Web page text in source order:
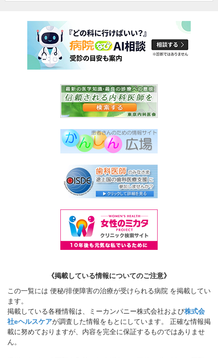
《掲載している情報についてのご注意》
この一覧には 便秘/排便障害の治療が受けられる病院 を掲載してい
ます。
掲載している各種情報は、ミーカンパニー株式会社および株式会
社eヘルスケアが調査した情報をもとにしています。 正確な情報掲
載に努めておりますが、内容を完全に保証するものではありませ
ん。